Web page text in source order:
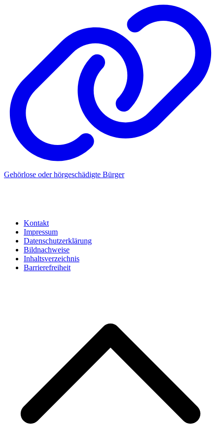
Gehörlose oder hörgeschädigte Bürger
Kontakt
Impressum
Datenschutzerklärung
Bildnachweise
Inhaltsverzeichnis
Barrierefreiheit